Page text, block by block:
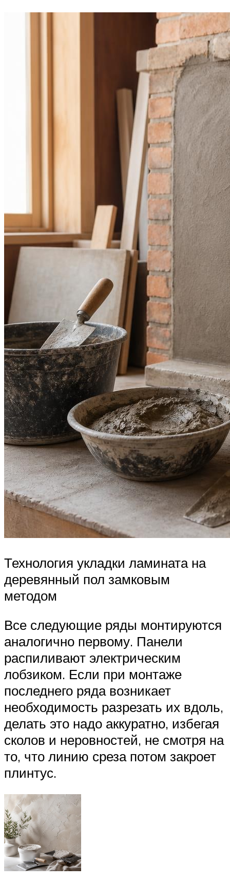
Технология укладки ламината на
деревянный пол замковым
методом
Все следующие ряды монтируются
аналогично первому. Панели
распиливают электрическим
лобзиком. Если при монтаже
последнего ряда возникает
необходимость разрезать их вдоль,
делать это надо аккуратно, избегая
сколов и неровностей, не смотря на
то, что линию среза потом закроет
плинтус.